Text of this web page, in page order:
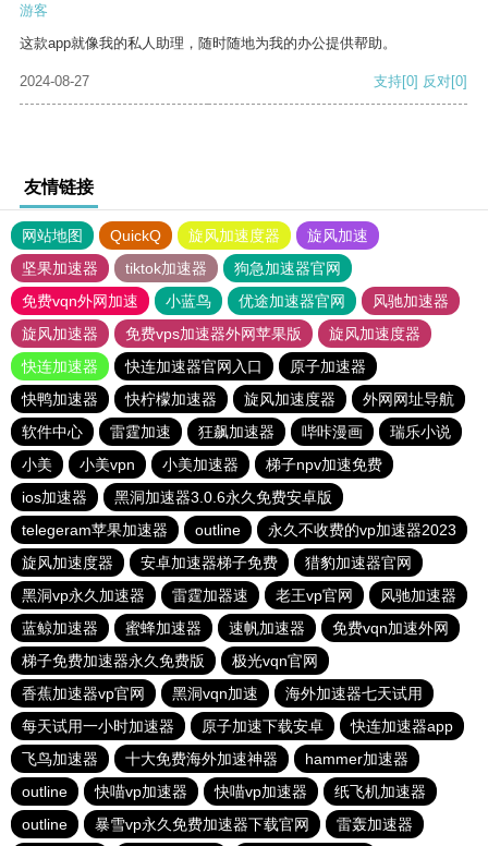
游客
这款app就像我的私人助理，随时随地为我的办公提供帮助。
2024-08-27 支持[0] 反对[0]
友情链接
网站地图 QuickQ 旋风加速度器
旋风加速
坚果加速器
tiktok加速器
狗急加速器官网
免费vqn外网加速
小蓝鸟 优途加速器官网
风驰加速器
旋风加速器
免费vps加速器外网苹果版
旋风加速度器
快连加速器
快连加速器官网入口
原子加速器
快鸭加速器
快柠檬加速器 旋风加速度器
外网网址导航
软件中心
雷霆加速 狂飙加速器 哔咔漫画
瑞乐小说
小美
小美vpn 小美加速器
梯子npv加速免费
ios加速器
黑洞加速器3.0.6永久免费安卓版
telegeram苹果加速器
outline
永久不收费的vp加速器2023
旋风加速度器
安卓加速器梯子免费
猎豹加速器官网
黑洞vp永久加速器
雷霆加器速 老王vp官网
风驰加速器
蓝鲸加速器
蜜蜂加速器 速帆加速器
免费vqn加速外网
梯子免费加速器永久免费版
极光vqn官网
香蕉加速器vp官网
黑洞vqn加速
海外加速器七天试用
每天试用一小时加速器
原子加速下载安卓
快连加速器app
飞鸟加速器
十大免费海外加速神器
hammer加速器
outline
快喵vp加速器 快喵vp加速器
纸飞机加速器
outline
暴雪vp永久免费加速器下载官网 雷轰加速器